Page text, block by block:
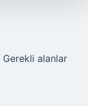
Gerekli alanlar